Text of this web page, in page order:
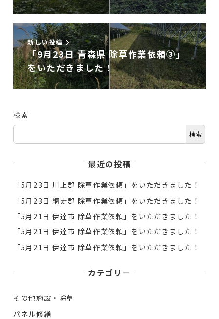
新しい投稿
「9月23日 青森県 除草作業依頼③」
をいただきました！
検索
検索
最近の投稿
「5月23日 川上郡 除草作業依頼」をいただきました！
「5月23日 網走郡 除草作業依頼」をいただきました！
「5月21日 伊達市 除草作業依頼」をいただきました！
「5月21日 伊達市 除草作業依頼」をいただきました！
「5月21日 伊達市 除草作業依頼」をいただきました！
カテゴリー
その他施設・除草
パネル修繕